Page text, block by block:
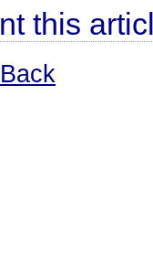
this